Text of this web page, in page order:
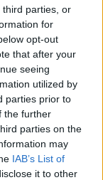
third parties, or
for
opt-out
that after your
seeing
utilized by
parties prior to
the further
parties on the
may
IAB’s List of
it to other
του
και
είναι 3€
στα 5€.
κι
για ό,τι νέο